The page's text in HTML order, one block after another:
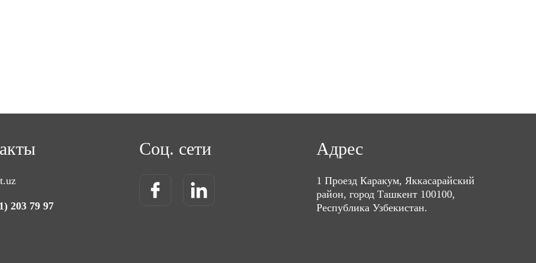
203 79 97
Соц. сети Адрес
1 Проезд Каракум, Яккасарайский
район, город Ташкент 100100,
Республика Узбекистан.